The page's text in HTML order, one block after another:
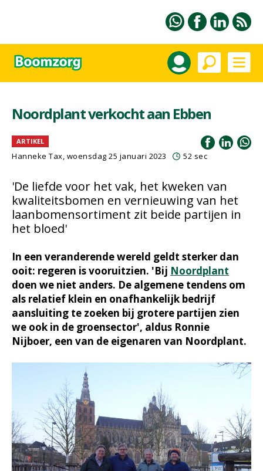
Noordplant verkocht aan Ebben
ARTIKEL
Hanneke Tax, woensdag 25 januari 2023 52 sec
'De liefde voor het vak, het kweken van
kwaliteitsbomen en vernieuwing van het
laanbomensortiment zit beide partijen in
het bloed'
In een veranderende wereld geldt sterker dan
ooit: regeren is vooruitzien. 'Bij Noordplant
doen we niet anders. De algemene tendens om
als relatief klein en onafhankelijk bedrijf
aansluiting te zoeken bij grotere partijen zien
we ook in de groensector', aldus Ronnie
Nijboer, een van de eigenaren van Noordplant.